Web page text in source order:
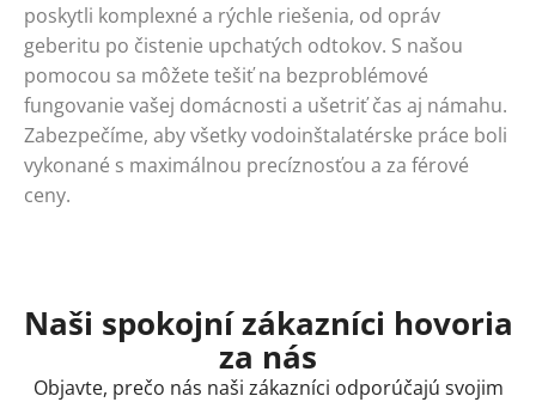
poskytli komplexné a rýchle riešenia, od opráv
geberitu po čistenie upchatých odtokov. S našou
pomocou sa môžete tešiť na bezproblémové
fungovanie vašej domácnosti a ušetriť čas aj námahu.
Zabezpečíme, aby všetky vodoinštalatérske práce boli
vykonané s maximálnou precíznosťou a za férové
ceny.
Naši spokojní zákazníci hovoria
za nás
Objavte, prečo nás naši zákazníci odporúčajú svojim